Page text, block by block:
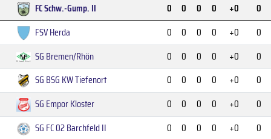
FC Schw.-Gump. II
0 0 0 0 +0
0
FSV Herda
0 0 0 0 +0
0
SG Bremen/Rhön
0 0 0 0 +0
0
SG BSG KW Tiefenort
0 0 0 0 +0
0
SG Empor Kloster
0 0 0 0 +0
0
SG FC 02 Barchfeld II
0 0 0 0 +0
0